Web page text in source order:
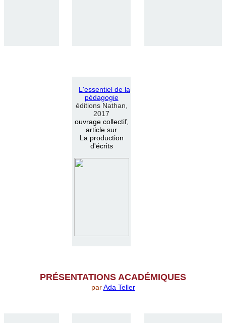
L 'essentiel de la
pédagogie
éditions Nathan,
2017
ouvrage collectif,
article sur
La production
d'écrits
PRÉSENTATIONS ACADÉMIQUES
parAda Teller